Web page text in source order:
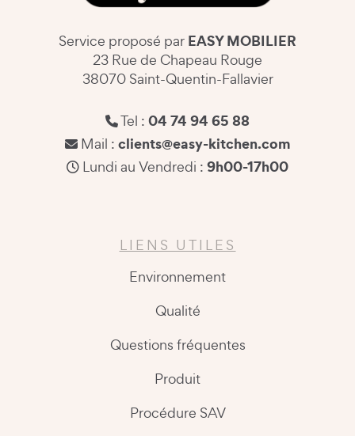
Service proposé par EASY MOBILIER
23 Rue de Chapeau Rouge
38070 Saint-Quentin-Fallavier
Tel : 04 74 94 65 88
Mail : clients@easy-kitchen.com
Lundi au Vendredi : 9h00-17h00
LIENS UTILES
Environnement
Qualité
Questions fréquentes
Produit
Procédure SAV